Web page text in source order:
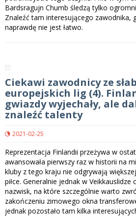
Bardsragujn Chumb śledzą tylko
Znaleźć tam interesującego zawodnika,
naprawdę nie jest łatwo.
Ciekawi zawodnicy ze
europejskich lig (4).
gwiazdy wyjechały, ale
znaleźć talenty
2021-02-25
Reprezentacja Finlandii przeżywa w
awansowała pierwszy raz w historii na
kluby z tego kraju nie odgrywają
piłce. Generalnie jednak w
nazwisk, na które szczególnie warto
zakończeniu zimowego okna
jednak pozostało tam kilka